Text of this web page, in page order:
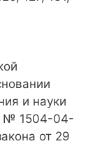
и науки
№ 1504-04-
от 29